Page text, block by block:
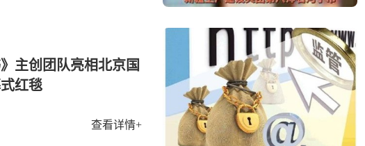
主创团队亮相北京国
红毯
查看详情+